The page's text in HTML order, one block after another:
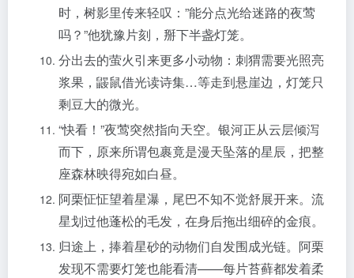
时，树影里传来轻叹：”能分点光给迷路的夜莺
吗？”他犹豫片刻，掰下半盏灯笼。
分出去的萤火引来更多小动物：刺猬需要光照亮
浆果，鼹鼠借光读诗集…等走到悬崖边，灯笼只
剩豆大的微光。
“快看！”夜莺突然指向天空。银河正从云层倾泻
而下，原来所谓包裹竟是漫天坠落的星辰，把整
座森林映得宛如白昼。
阿栗怔怔望着星瀑，尾巴不知不觉舒展开来。流
星划过他蓬松的毛发，在身后拖出细碎的金痕。
归途上，捧着星砂的动物们自发围成光链。阿栗
发现不需要灯笼也能看清——每片苔藓都发着柔